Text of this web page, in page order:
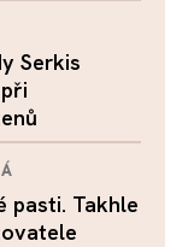
Serkis
pasti. Takhle